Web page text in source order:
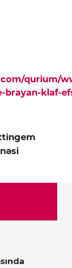
qurium/
klaf-